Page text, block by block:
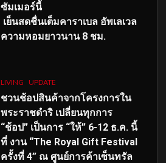
ซัมเมอร์นี้
เย็นสดชื่นเต็มคาราเบล อัพเลเวล
ความหอมยาวนาน 8 ชม.
LIVING UPDATE
ชวนช้อปสินค้าจากโครงการใน
พระราชดำริ เปลี่ยนทุกการ
“ช้อป” เป็นการ “ให้” 6-12 ธ.ค. นี้
ที่ งาน “The Royal Gift Festival
ครั้งที่ 4” ณ ศูนย์การค้าเซ็นทรัล